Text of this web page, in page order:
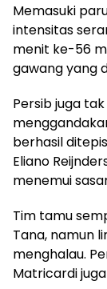
Memasuki
intensitas
menit ke-56
gawang yang
Persib juga
berhasil
Eliano
menemui
Tim tamu
Tana, namun
menghalau.
Matricardi